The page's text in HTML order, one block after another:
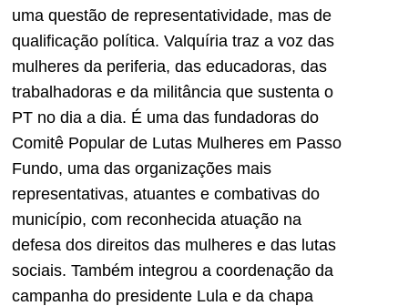
uma questão de representatividade, mas de
qualificação política. Valquíria traz a voz das
mulheres da periferia, das educadoras, das
trabalhadoras e da militância que sustenta o
PT no dia a dia. É uma das fundadoras do
Comitê Popular de Lutas Mulheres em Passo
Fundo, uma das organizações mais
representativas, atuantes e combativas do
município, com reconhecida atuação na
defesa dos direitos das mulheres e das lutas
sociais. Também integrou a coordenação da
campanha do presidente Lula e da chapa